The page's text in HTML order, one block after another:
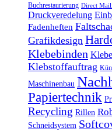
Buchrestaurierung Direct
Druckveredelung
Fadenheften
Grafikdesign
Klebebinden
Klebstoffauftrag
Maschinenbau
Papiertechnik
Recycling Rillen
Schneidsystem